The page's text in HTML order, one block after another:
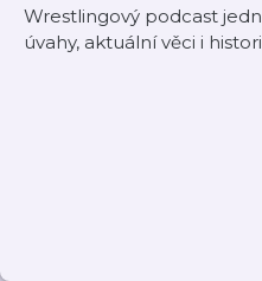
Wrestlingový podcast
úvahy, aktuální věci i